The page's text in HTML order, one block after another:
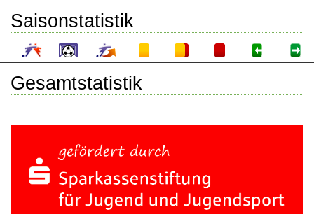
Saisonstatistik
Gesamtstatistik